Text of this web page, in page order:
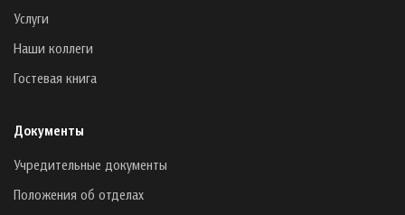
Услуги
Наши коллеги
Гостевая книга
Документы
Учредительные документы
Положения об отделах